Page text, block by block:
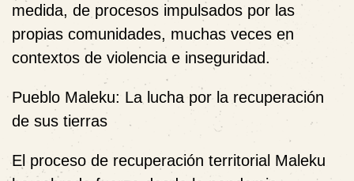
medida, de procesos impulsados por las
propias comunidades, muchas veces en
contextos de violencia e inseguridad.
Pueblo Maleku: La lucha por la recuperación
de sus tierras
El proceso de recuperación territorial Maleku